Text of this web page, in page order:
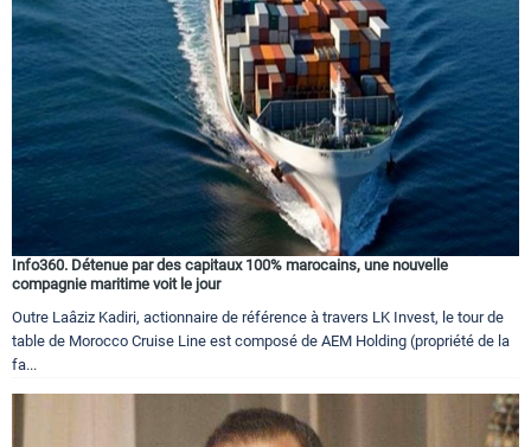
Info360. Détenue par des capitaux 100% marocains, une nouvelle
compagnie maritime voit le jour
Outre Laâziz Kadiri, actionnaire de référence à travers LK Invest, le tour de
table de Morocco Cruise Line est composé de AEM Holding (propriété de la
fa...